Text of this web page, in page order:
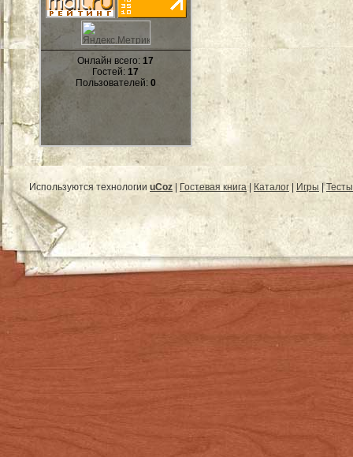
Онлайн всего:17
Гостей:17
Пользователей: 0
Используются технологии uCoz Гостевая книга| Каталог Игры |Тесты